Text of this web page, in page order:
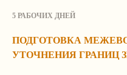
5 РАБОЧИХ ДНЕЙ
ПОДГОТОВКА
УТОЧНЕНИЯ ГРАНИЦ